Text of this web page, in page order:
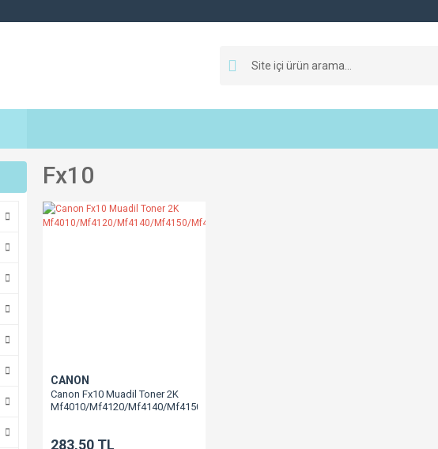
Fx10
CANON
Canon Fx10 Muadil Toner 2K
Mf4010/Mf4120/Mf4140/Mf4150/Mf4270/Mf4320/Mf4350/Mf4370/Mf4330/Mf4660/
283,50 TL